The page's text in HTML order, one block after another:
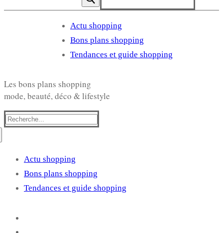
Actu shopping
Bons plans shopping
Tendances et guide shopping
Les bons plans shopping
mode, beauté, déco & lifestyle
Rechercher
Actu shopping
Bons plans shopping
Tendances et guide shopping